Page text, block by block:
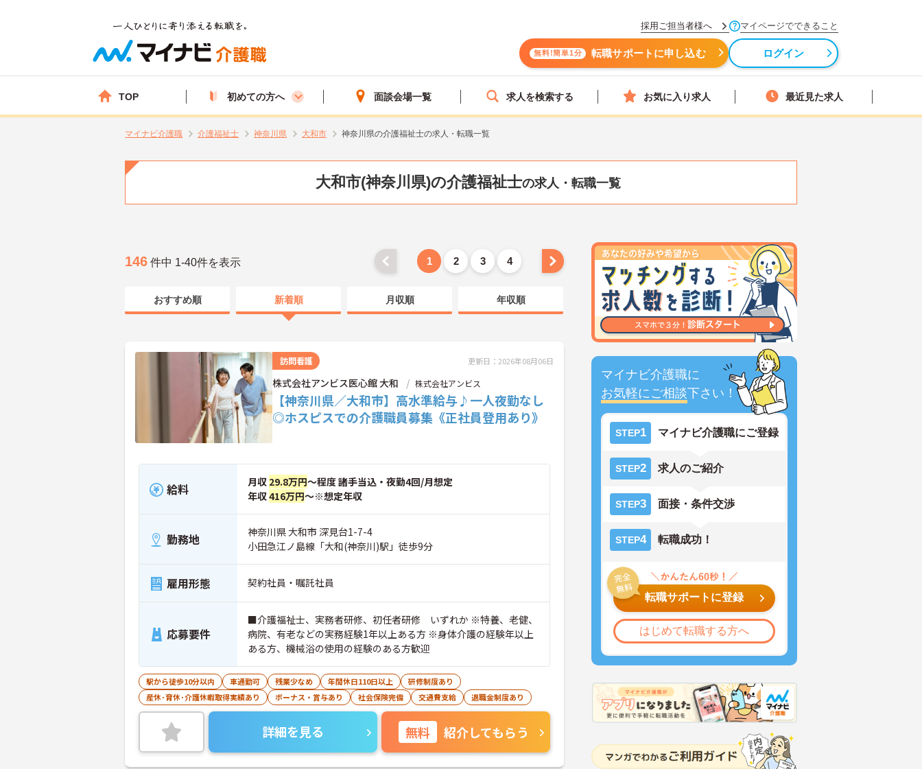
採用ご担当者様へ マイページでできること
無料!簡単1分 転職サポートに申し込む ログイン
TOP 初めての方へ 面談会場一覧 求人を検索する お気に入り求人 最近見た求人
マイナビ介護職 介護福祉士 神奈川県 大和市 神奈川県の介護福祉士の求人・転職一覧
大和市(神奈川県)の介護福祉士の求人・転職一覧
マイナビ介護職に
お気軽にご相談下さい！
STEP1 マイナビ介護職にご登録
STEP2 求人のご紹介
STEP3 面接・条件交渉
STEP4 転職成功！
転職サポートに登録
はじめて転職する方へ
146 件中 1-40件を表示 1 2 3 4
おすすめ順 新着順 月収順 年収順
訪問看護 更新日：2026年08月06日
株式会社アンビス医心館 大和 株式会社アンビス
【神奈川県／大和市】高水準給与♪一人夜勤なし
◎ホスピスでの介護職員募集《正社員登用あり》
給料 月収 29.8万円～程度 諸手当込・夜勤4回/月想定
年収416万円～※想定年収
勤務地
神奈川県 大和市 深見台1-7-4
小田急江ノ島線「大和(神奈川)駅」徒歩9分
雇用形態 契約社員・嘱託社員
応募要件
■介護福祉士、実務者研修、初任者研修 いずれか ※特養、老健、
病院、有老などの実務経験1年以上ある方 ※身体介護の経験年以上
ある方、機械浴の使用の経験のある方歓迎
駅から徒歩10分以内 車通勤可 残業少なめ 年間休日110日以上
研修制度あり
産休･育休･介護休暇取得実績あり
ボーナス・賞与あり 社会保険完備 交通費支給 退職金制度あり
詳細を見る 無料 紹介してもらう